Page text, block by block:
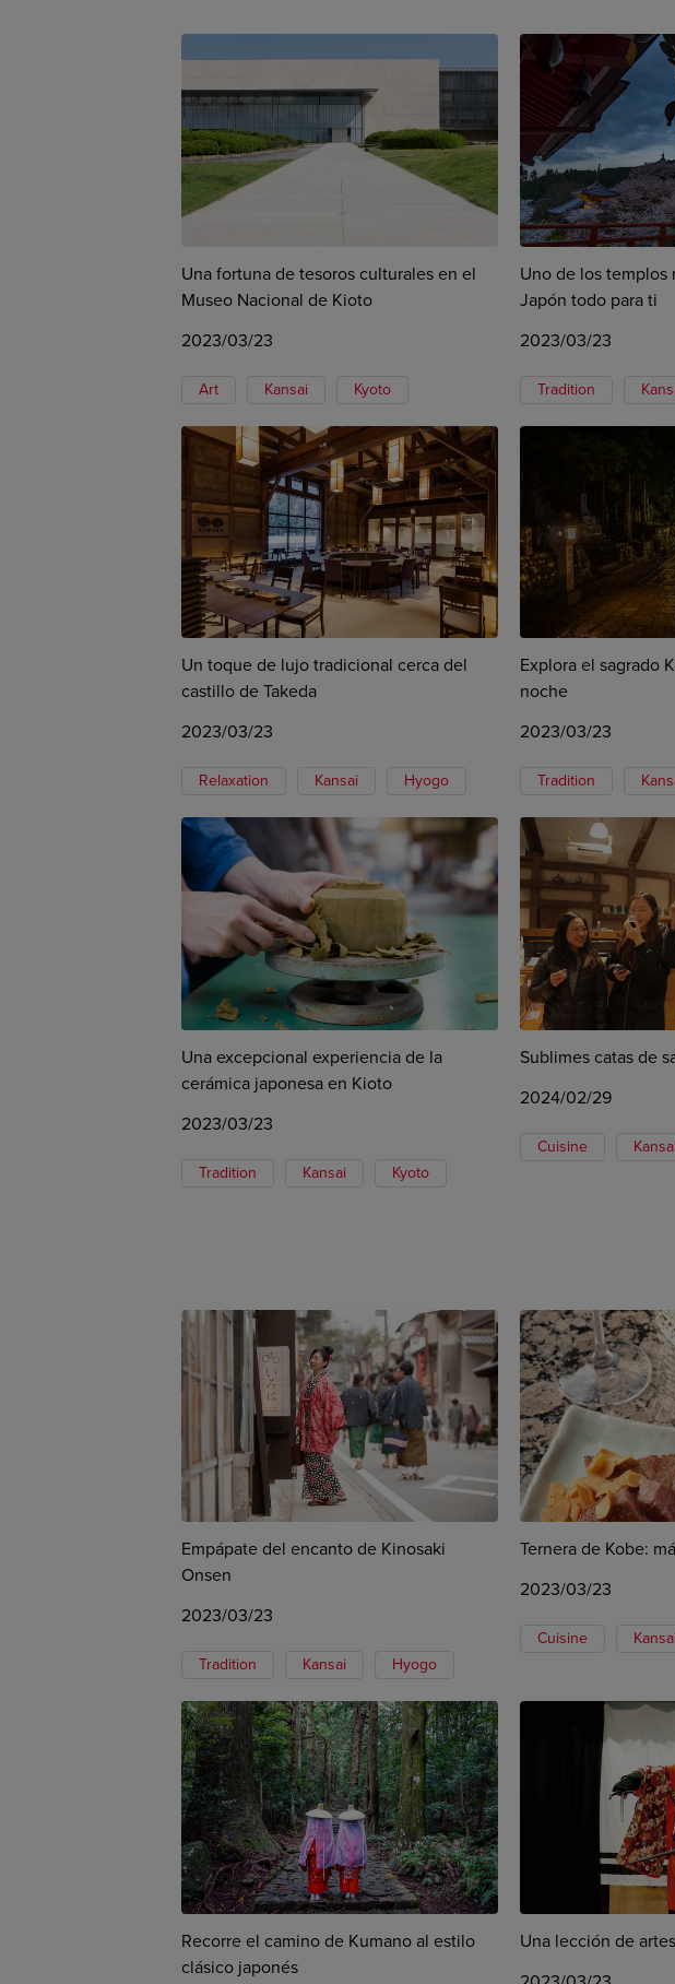
Una fortuna de tesoros culturales en el
Museo Nacional de Kioto
2023/03/23
Art Kansai Kyoto
Uno de los templos
Japón todo para ti
2023/03/23
Tradition
Un toque de lujo tradicional cerca del
castillo de Takeda
2023/03/23
Relaxation Kansai Hyogo
Explora el sagrado
noche
2023/03/23
Tradition
Una excepcional experiencia de la
cerámica japonesa en Kioto
2023/03/23
Tradition Kansai Kyoto
Sublimes catas de
2024/02/29
Cuisine Kansai
Empápate del encanto de Kinosaki
Onsen
2023/03/23
Tradition Kansai Hyogo
Ternera de Kobe:
2023/03/23
Cuisine Kansai
Recorre el camino de Kumano al estilo
clásico japonés
Una lección de